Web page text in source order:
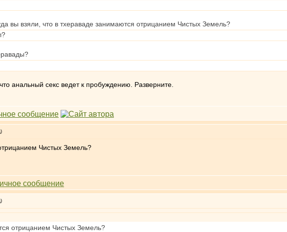
вы взяли, что в тхераваде занимаются отрицанием Чистых Земель?
анальный секс ведет к пробуждению. Разверните.
Чистых Земель?
отрицанием Чистых Земель?